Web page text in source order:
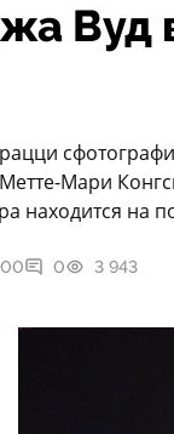
Вуд
Мари
находится на
0 3 943